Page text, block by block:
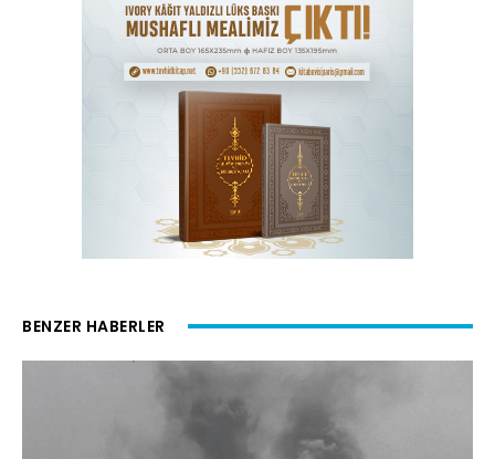
BENZER HABERLER